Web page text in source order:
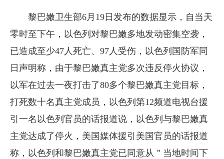
黎巴嫩卫生部6月19日发布的数据显示，自当天
零时至下午，以色列对黎巴嫩多地发动密集空袭，
已造成至少47人死亡、97人受伤，以色列国防军同
日声明称，由于黎巴嫩真主党多次违反停火协议，
以军在过去一夜打击了80多个黎巴嫩真主党目标，
打死数十名真主党成员，以色列第12频道电视台援
引一名以色列官员的话报道说，以色列与黎巴嫩真
主党达成了停火，美国媒体援引美国官员的话报道
称，以色列和黎巴嫩真主党已同意从＂当地时间下